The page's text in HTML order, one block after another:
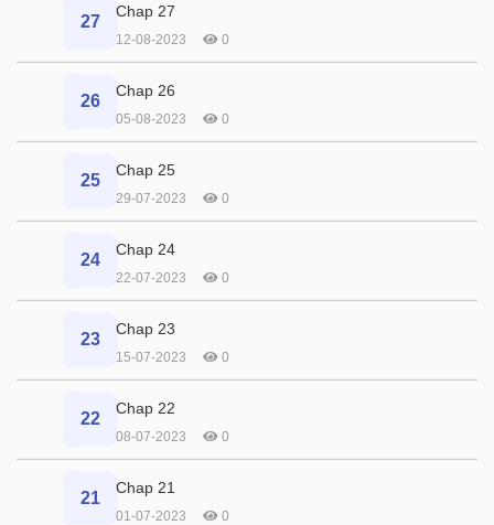
27
Chap 27
12-08-2023 0
26
Chap 26
05-08-2023 0
25
Chap 25
29-07-2023 0
24
Chap 24
22-07-2023 0
23
Chap 23
15-07-2023 0
22
Chap 22
08-07-2023 0
21
Chap 21
01-07-2023 0